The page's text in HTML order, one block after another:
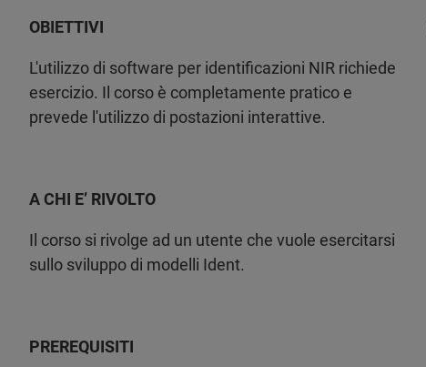
OBIETTIVI
L'utilizzo di software per identificazioni NIR richiede
esercizio. Il corso è completamente pratico e
prevede l'utilizzo di postazioni interattive.
A CHI E’ RIVOLTO
Il corso si rivolge ad un utente che vuole esercitarsi
sullo sviluppo di modelli Ident.
PREREQUISITI